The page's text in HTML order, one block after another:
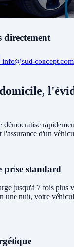
directement
info@sud-concept.com
démocratise
l'assurance d'un
prise standard
jusqu'à 7 fois plus
une nuit, votre